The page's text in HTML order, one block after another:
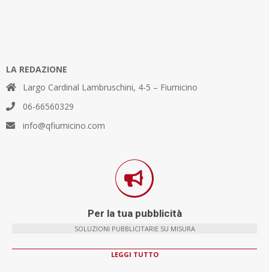
LA REDAZIONE
Largo Cardinal Lambruschini, 4-5 – Fiumicino
06-66560329
info@qfiumicino.com
Per la tua pubblicità
SOLUZIONI PUBBLICITARIE SU MISURA
LEGGI TUTTO